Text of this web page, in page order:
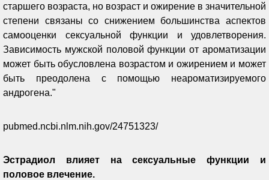
старшего возраста, но возраст и ожирение в значительной
степени связаны со снижением большинства аспектов
самооценки сексуальной функции и удовлетворения.
Зависимость мужской половой функции от ароматизации
может быть обусловлена возрастом и ожирением и может
быть преодолена с помощью неароматизируемого
андрогена."
pubmed.ncbi.nlm.nih.gov/24751323/
Эстрадиол влияет на сексуальные функции и
половое влечение.